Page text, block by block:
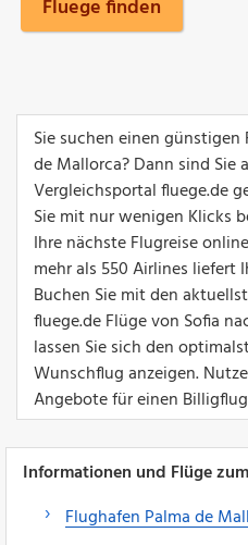
Fluege finden
Sie suchen einen günstigen
de Mallorca? Dann sind Sie
Vergleichsportal fluege.de
Sie mit nur wenigen Klicks
Ihre nächste Flugreise
mehr als 550 Airlines liefert
Buchen Sie mit den
fluege.de Flüge von Sofia
lassen Sie sich den
Wunschflug anzeigen.
Angebote für einen
Informationen und Flüge
Flughafen Palma de